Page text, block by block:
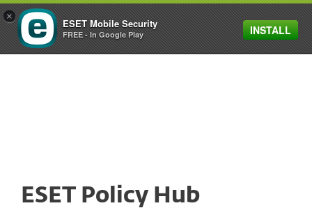
MENU
ESET Policy Hub
×
ESET Mobile Security
FREE - In Google Play INSTALL